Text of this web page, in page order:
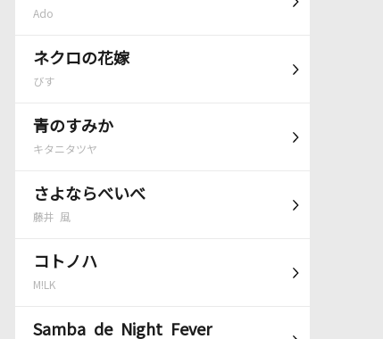
Ado
ネクロの花嫁
びす
青のすみか
キタニタツヤ
さよならべいべ
藤井 風
コトノハ
M!LK
Samba de Night Fever